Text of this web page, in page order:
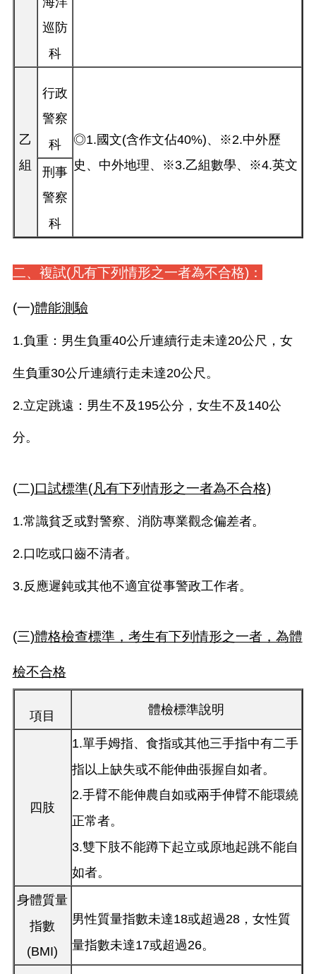
巡防
科
乙
組
行政
警察
科
◎1.國文(含作文佔40%)、※2.中外歷
史、中外地理、※3.乙組數學、※4.英文
刑事
警察
科
二、複試(凡有下列情形之一者為不合格)：
(一)體能測驗
1.負重：男生負重40公斤連續行走未達20公尺，女
生負重30公斤連續行走未達20公尺。
2.立定跳遠：男生不及195公分，女生不及140公
分。
(二)口試標準(凡有下列情形之一者為不合格)
1.常識貧乏或對警察、消防專業觀念偏差者。
2.口吃或口齒不清者。
3.反應遲鈍或其他不適宜從事警政工作者。
(三)體格檢查標準，考生有下列情形之一者，為體
檢不合格
項目 體檢標準說明
四肢
1.單手姆指、食指或其他三手指中有二手
指以上缺失或不能伸曲張握自如者。
2.手臂不能伸農自如或兩手伸臂不能環繞
正常者。
3.雙下肢不能蹲下起立或原地起跳不能自
如者。
身體質量
指數
(BMI)
男性質量指數未達18或超過28，女性質
量指數未達17或超過26。